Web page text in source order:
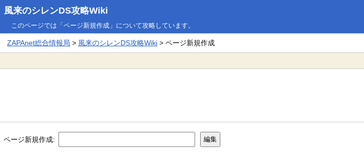
風来のシレンDS攻略Wiki
このページでは「ページ新規作成」について攻略しています。
ZAPAnet総合情報局 > 風来のシレンDS攻略Wiki > ページ新規作成
ページ新規作成: